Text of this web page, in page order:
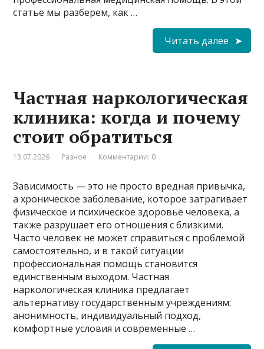
статье мы разберем, как …
Читать далее
Частная наркологическая
клиника: когда и почему
стоит обратиться
13.07.2026 Разное Комментарии: 0
Зависимость — это не просто вредная привычка,
а хроническое заболевание, которое затрагивает
физическое и психическое здоровье человека, а
также разрушает его отношения с близкими.
Часто человек не может справиться с проблемой
самостоятельно, и в такой ситуации
профессиональная помощь становится
единственным выходом. Частная
наркологическая клиника предлагает
альтернативу государственным учреждениям:
анонимность, индивидуальный подход,
комфортные условия и современные …